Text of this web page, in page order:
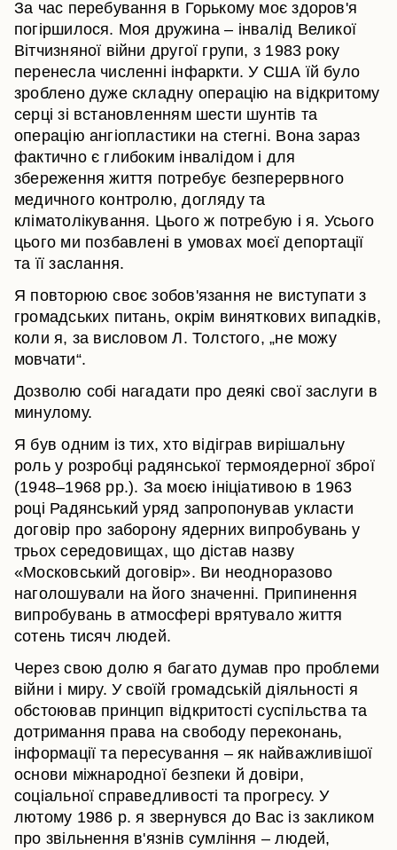
За час перебування в Горькому моє здоров'я
погіршилося. Моя дружина – інвалід Великої
Вітчизняної війни другої групи, з 1983 року
перенесла численні інфаркти. У США їй було
зроблено дуже складну операцію на відкритому
серці зі встановленням шести шунтів та
операцію ангіопластики на стегні. Вона зараз
фактично є глибоким інвалідом і для
збереження життя потребує безперервного
медичного контролю, догляду та
кліматолікування. Цього ж потребую і я. Усього
цього ми позбавлені в умовах моєї депортації
та її заслання.
Я повторюю своє зобов'язання не виступати з
громадських питань, окрім виняткових випадків,
коли я, за висловом Л. Толстого, „не можу
мовчати“.
Дозволю собі нагадати про деякі свої заслуги в
минулому.
Я був одним із тих, хто відіграв вирішальну
роль у розробці радянської термоядерної зброї
(1948–1968 рр.). За моєю ініціативою в 1963
році Радянський уряд запропонував укласти
договір про заборону ядерних випробувань у
трьох середовищах, що дістав назву
«Московський договір». Ви неодноразово
наголошували на його значенні. Припинення
випробувань в атмосфері врятувало життя
сотень тисяч людей.
Через свою долю я багато думав про проблеми
війни і миру. У своїй громадській діяльності я
обстоював принцип відкритості суспільства та
дотримання права на свободу переконань,
інформації та пересування – як найважливішої
основи міжнародної безпеки й довіри,
соціальної справедливості та прогресу. У
лютому 1986 р. я звернувся до Вас із закликом
про звільнення в'язнів сумління – людей,